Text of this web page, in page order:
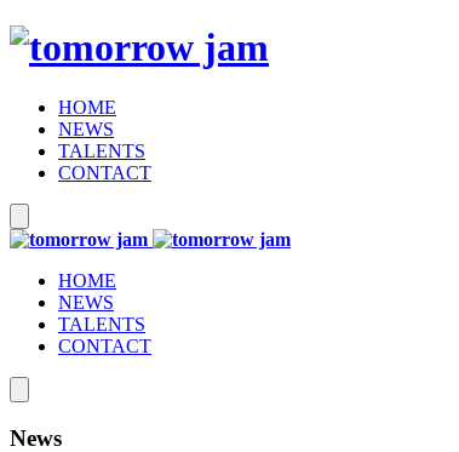
HOME
NEWS
TALENTS
CONTACT
HOME
NEWS
TALENTS
CONTACT
News